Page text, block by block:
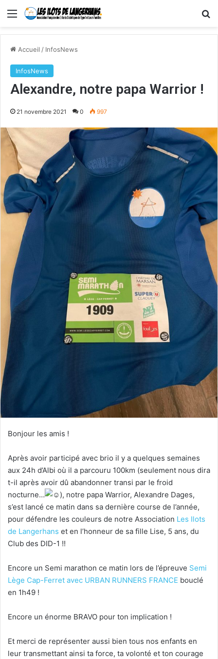
Menu
Accueil / InfosNews
InfosNews
Alexandre, notre papa Warrior !
21 novembre 2021 0 997
Bonjour les amis !
Après avoir participé avec brio il y a quelques semaines
aux 24h d’Albi où il a parcouru 100km (seulement nous dira
t-il après avoir dû abandonner transi par le froid
nocturne…
), notre papa Warrior, Alexandre Dages,
s’est lancé ce matin dans sa dernière course de l’année,
pour défendre les couleurs de notre Association Les Ilots
de Langerhans et en l’honneur de sa fille Lise, 5 ans, du
Club des DID-1 !!
Encore un Semi marathon ce matin lors de l’épreuve Semi
Lège Cap-Ferret avec URBAN RUNNERS FRANCE bouclé
en 1h49 !
Encore un énorme BRAVO pour ton implication !
Et merci de représenter aussi bien tous nos enfants en
leur transmettant ainsi ta force, ta volonté et ton courage